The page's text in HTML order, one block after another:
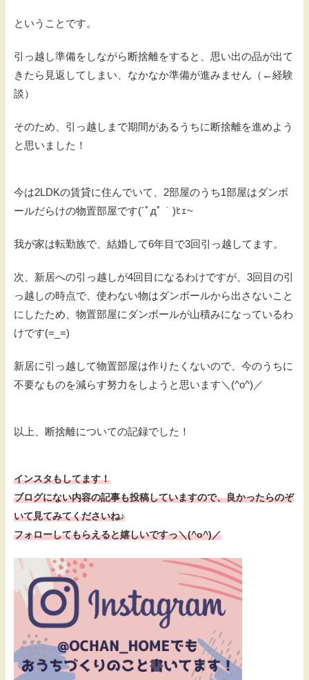
ということです。
引っ越し準備をしながら断捨離をすると、思い出の品が出て
きたら見返してしまい、なかなか準備が進みません（←経験
談）
そのため、引っ越しまで期間があるうちに断捨離を進めよう
と思いました！
今は2LDKの賃貸に住んでいて、2部屋のうち1部屋はダンボ
ールだらけの物置部屋です(´ﾟдﾟ｀)ﾋｪ~
我が家は転勤族で、結婚して6年目で3回引っ越してます。
次、新居への引っ越しが4回目になるわけですが、3回目の引
っ越しの時点で、使わない物はダンボールから出さないこと
にしたため、物置部屋にダンボールが山積みになっているわ
けです(=_=)
新居に引っ越して物置部屋は作りたくないので、今のうちに
不要なものを減らす努力をしようと思います＼(^o^)／
以上、断捨離についての記録でした！
インスタもしてます！
ブログにない内容の記事も投稿していますので、良かったらのぞ
いて見てみてくださいね♪
フォローしてもらえると嬉しいですっ＼(^o^)／